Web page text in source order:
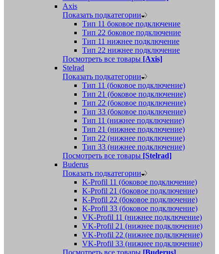
Axis
Показать подкатегории
Тип 11 боковое подключение
Тип 22 боковое подключение
Тип 11 нижнее подключение
Тип 22 нижнее подключение
Посмотреть все товары [Axis]
Stelrad
Показать подкатегории
Tип 11 (боковое подключение)
Тип 21 (боковое подключение)
Тип 22 (боковое подключение)
Тип 33 (боковое подключение)
Тип 11 (нижнее подключение)
Тип 21 (нижнее подключение)
Тип 22 (нижнее подключение)
Тип 33 (нижнее подключение)
Посмотреть все товары [Stelrad]
Buderus
Показать подкатегории
K-Profil 11 (боковое подключение)
K-Profil 21 (боковое подключение)
K-Profil 22 (боковое подключение)
K-Profil 33 (боковое подключение)
VK-Profil 11 (нижнее подключение)
VK-Profil 21 (нижнее подключение)
VK-Profil 22 (нижнее подключение)
VK-Profil 33 (нижнее подключение)
Посмотреть все товары [Buderus]